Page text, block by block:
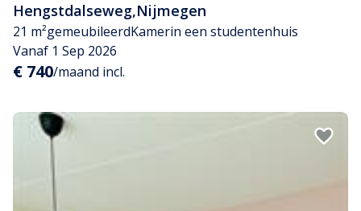
Hengstdalseweg,Nijmegen
21 m²gemeubileerdKamerin een studentenhuis
Vanaf 1 Sep 2026
€ 740/maand incl.